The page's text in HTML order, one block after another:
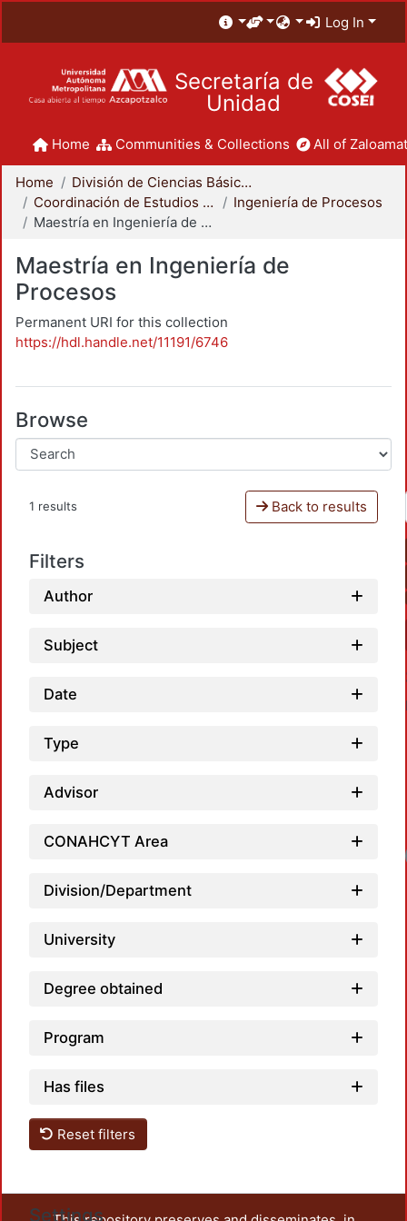
Log In
Secretaría de
Unidad
Home Communities & Collections All of
Home
División de Ciencias Básicas e Ingeniería
Coordinación de Estudios de Posgrado - CBI
Ingeniería de Procesos
Maestría en Ingeniería de Procesos
Maestría en Ingeniería de
Procesos
Permanent URI for this collection
https://hdl.handle.net/11191/6746
Browse
1 results Back to results
Filters
Author
Subject
Date
Type
Advisor
CONAHCYT Area
Division/Department
University
Degree obtained
Program
Has files
Reset filters
Settings